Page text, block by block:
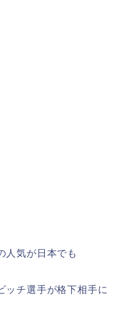
人気が日本でも
ッチ選手が格下相手に